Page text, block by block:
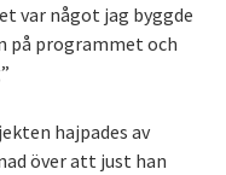
var något jag byggde
på programmet och
hajpades av
över att just han